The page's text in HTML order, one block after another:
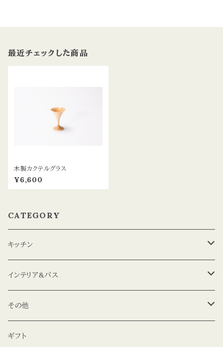
最近チェックした商品
木製カクテルグラス
¥6,600
CATEGORY
キッチン
コップ
プレート
コースター
インテリア&バス
花瓶
エッセンシャルオイル
その他
マグネット
ギフト